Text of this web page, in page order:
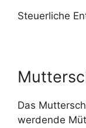
Steuerliche
Das
werdende